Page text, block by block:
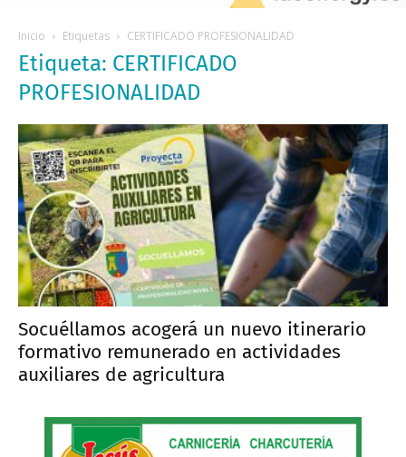
Inicio Etiquetas CERTIFICADO PROFESIONALIDAD
Etiqueta: CERTIFICADO
PROFESIONALIDAD
Socuéllamos acogerá un nuevo itinerario
formativo remunerado en actividades
auxiliares de agricultura